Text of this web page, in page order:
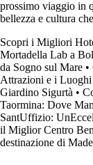
prossimo viaggio in
bellezza e cultura
Scopri i Migliori
Mortadella Lab a
da Sogno sul Mare •
Attrazioni e i Luoghi
Giardino Sigurtà •
Taormina: Dove
SantUffizio:
il Miglior Centro
destinazione di